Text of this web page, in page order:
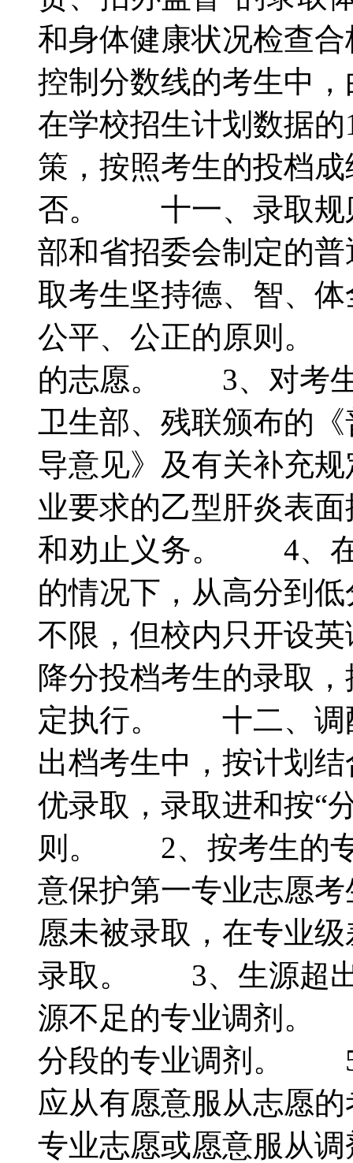
和身体健康状况检查
控制分数线的考生中
在学校招生计划数据
策，按照考生的投档
否。 十一、录取规
部和省招委会制定的
取考生坚持德、智、
公平、公正的原则。
的志愿。 3、对考生
卫生部、残联颁布的
导意见》及有关补充
业要求的乙型肝炎表
和劝止义务。 4、在
的情况下，从高分到
不限，但校内只开设
降分投档考生的录取
定执行。 十二、调
出档考生中，按计划
优录取，录取进和按“
则。 2、按考生的专
意保护第一专业志愿
愿未被录取，在专业
录取。 3、生源超出
源不足的专业调剂。
分段的专业调剂。 5
应从有愿意服从志愿
专业志愿或愿意服从